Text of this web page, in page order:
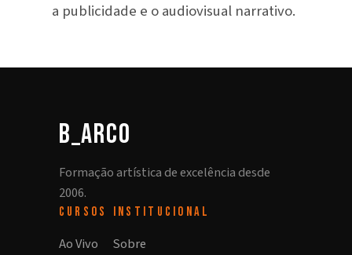
a publicidade e o audiovisual narrativo.
b_arco
Formação artística de excelência desde
2006.
CURSOS
Ao Vivo
INSTITUCIONAL
Sobre